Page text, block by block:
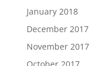
January 2018
December 2017
November 2017